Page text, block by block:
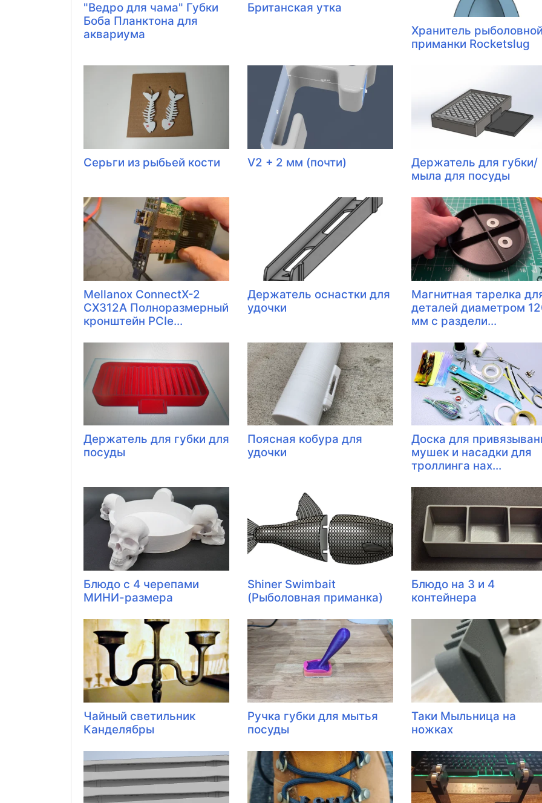
"Ведро для чама" Губки
Боба Планктона для
аквариума
Британская утка
Хранитель
приманки Rocketslug
Серьги из рыбьей кости V2 + 2 мм (почти)
Держатель для губки/
мыла для посуды
Mellanox ConnectX-2
CX312A Полноразмерный
кронштейн PCIe...
Держатель оснастки для
удочки
Магнитная тарелка
деталей диаметром
мм с раздели...
Держатель для губки для
посуды
Поясная кобура для
удочки
Доска для
мушек и насадки для
троллинга нах...
Блюдо с 4 черепами
МИНИ-размера
Shiner Swimbait
(Рыболовная приманка)
Блюдо на 3 и 4
контейнера
Чайный светильник
Канделябры
Ручка губки для мытья
посуды
Таки Мыльница на
ножках